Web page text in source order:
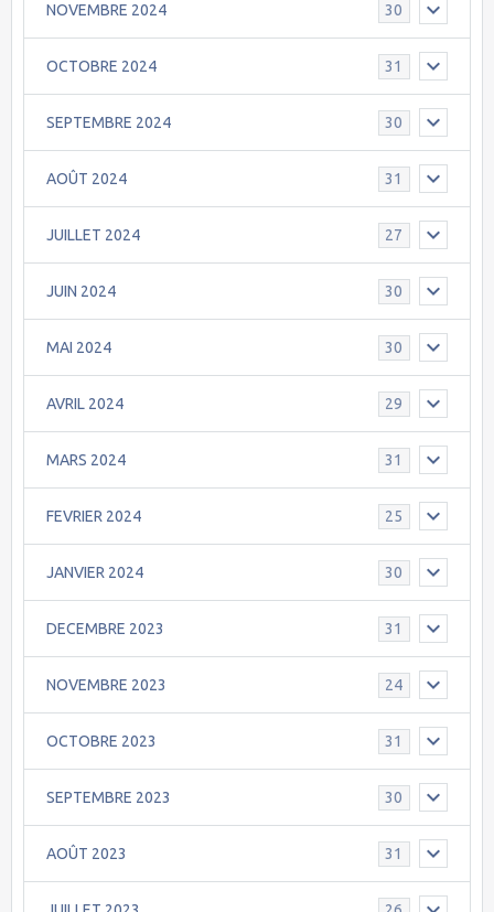
NOVEMBRE 2024 30
OCTOBRE 2024 31
SEPTEMBRE 2024 30
AOÛT 2024 31
JUILLET 2024 27
JUIN 2024 30
MAI 2024 30
AVRIL 2024 29
MARS 2024 31
FEVRIER 2024 25
JANVIER 2024 30
DECEMBRE 2023 31
NOVEMBRE 2023 24
OCTOBRE 2023 31
SEPTEMBRE 2023 30
AOÛT 2023 31